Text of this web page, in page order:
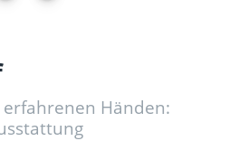
Händen: